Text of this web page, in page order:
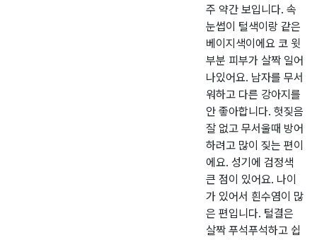
주 약간 보입니다. 속
눈썹이 털색이랑 같은
베이지색이에요 코 윗
부분 피부가 살짝 일어
나있어요. 남자를 무서
워하고 다른 강아지를
안 좋아합니다. 헛짖음
잘 없고 무서울때 방어
하려고 많이 짖는 편이
에요. 성기에 검정색
큰 점이 있어요. 나이
가 있어서 흰수염이 많
은 편입니다. 털결은
살짝 푸석푸석하고 쉽